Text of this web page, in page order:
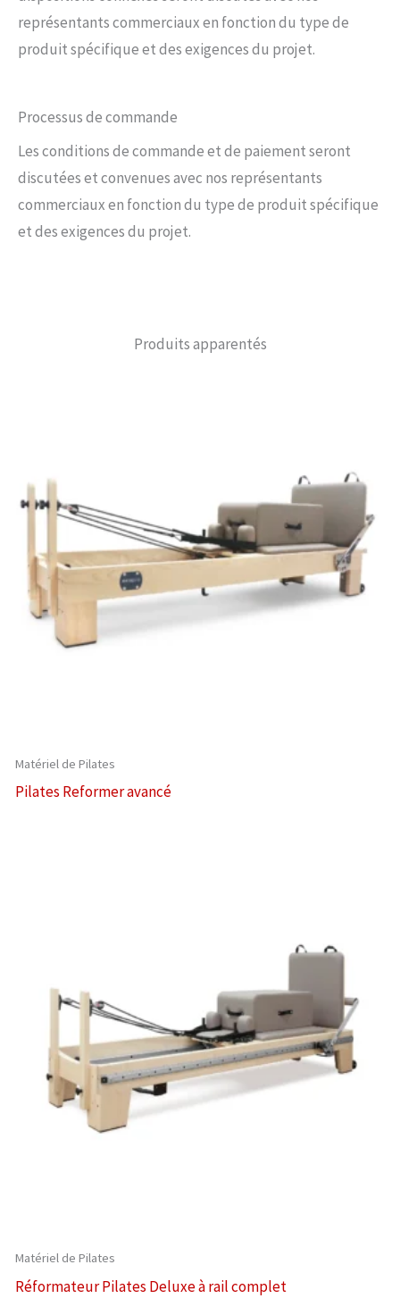
représentants commerciaux en fonction du type de
produit spécifique et des exigences du projet.
Processus de commande
Les conditions de commande et de paiement seront
discutées et convenues avec nos représentants
commerciaux en fonction du type de produit spécifique
et des exigences du projet.
Produits apparentés
Matériel de Pilates
Pilates Reformer avancé
Matériel de Pilates
Réformateur Pilates Deluxe à rail complet